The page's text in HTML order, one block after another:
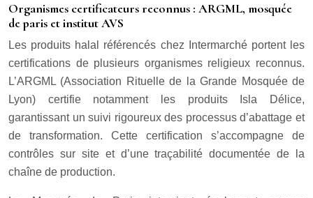
Organismes certificateurs reconnus : ARGML, mosquée
de paris et institut AVS
Les produits halal référencés chez Intermarché portent les
certifications de plusieurs organismes religieux reconnus.
L’ARGML (Association Rituelle de la Grande Mosquée de
Lyon) certifie notamment les produits Isla Délice,
garantissant un suivi rigoureux des processus d’abattage et
de transformation. Cette certification s’accompagne de
contrôles sur site et d’une traçabilité documentée de la
chaîne de production.